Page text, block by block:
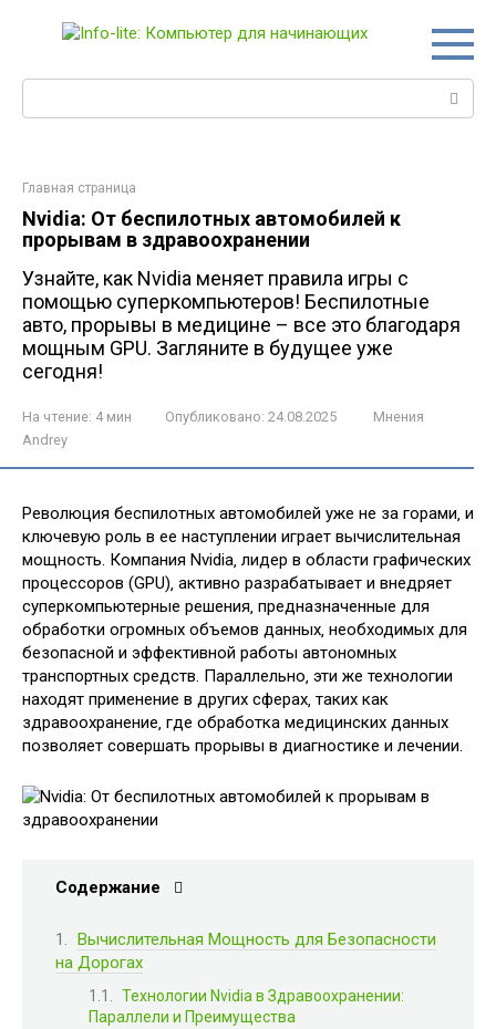
Главная страница
Nvidia: От беспилотных автомобилей к
прорывам в здравоохранении
Узнайте, как Nvidia меняет правила игры с
помощью суперкомпьютеров! Беспилотные
авто, прорывы в медицине – все это благодаря
мощным GPU. Загляните в будущее уже
сегодня!
На чтение: 4 мин Опубликовано: 24.08.2025
Мнения
Andrey
Революция беспилотных автомобилей уже не за горами‚ и
ключевую роль в ее наступлении играет вычислительная
мощность. Компания Nvidia‚ лидер в области графических
процессоров (GPU)‚ активно разрабатывает и внедряет
суперкомпьютерные решения‚ предназначенные для
обработки огромных объемов данных‚ необходимых для
безопасной и эффективной работы автономных
транспортных средств. Параллельно‚ эти же технологии
находят применение в других сферах‚ таких как
здравоохранение‚ где обработка медицинских данных
позволяет совершать прорывы в диагностике и лечении.
Содержание
Вычислительная Мощность для Безопасности
на Дорогах
Технологии Nvidia в Здравоохранении:
Параллели и Преимущества